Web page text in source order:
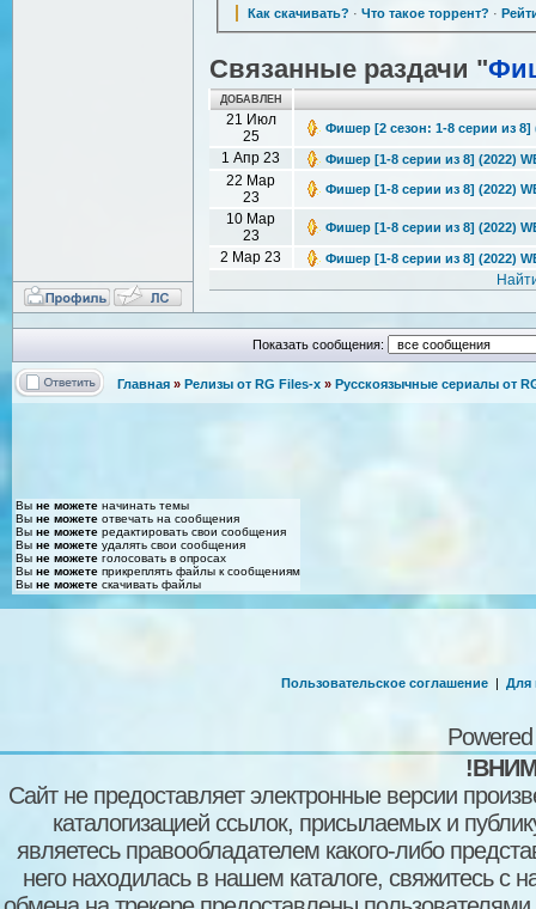
Как скачивать? · Что такое торрент? ·
Связанные раздачи "
ДОБАВЛЕН
21 Июл
25
Фишер [2 сезон: 1-8 серии из
1 Апр 23 Фишер [1-8 серии из 8] (2022)
22 Мар
23
Фишер [1-8 серии из 8] (2022)
10 Мар
23
Фишер [1-8 серии из 8] (2022)
2 Мар 23 Фишер [1-8 серии из 8] (2022)
Показать сообщения:
Главная » Релизы от RG Files-x » Русскоязычные сериалы от
Вы не можете начинать темы
Вы не можете отвечать на сообщения
Вы не можете редактировать свои сообщения
Вы не можете удалять свои сообщения
Вы не можете голосовать в опросах
Вы не можете прикреплять файлы к сообщениям
Вы не можете скачивать файлы
Пользовательское соглашение | Для
Сайт не предоставляет электронные версии
каталогизацией ссылок, присылаемых и
являетесь правообладателем какого-либо
него находилась в нашем каталоге, свяжитесь